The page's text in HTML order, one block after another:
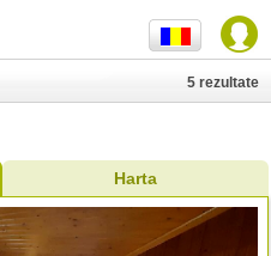
Harta
5 rezultate